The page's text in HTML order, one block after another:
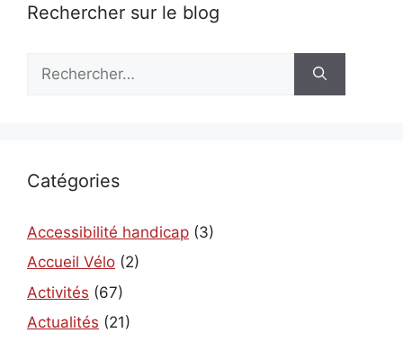
Rechercher sur le blog
Catégories
Accessibilité handicap (3)
Accueil Vélo (2)
Activités (67)
Actualités (21)